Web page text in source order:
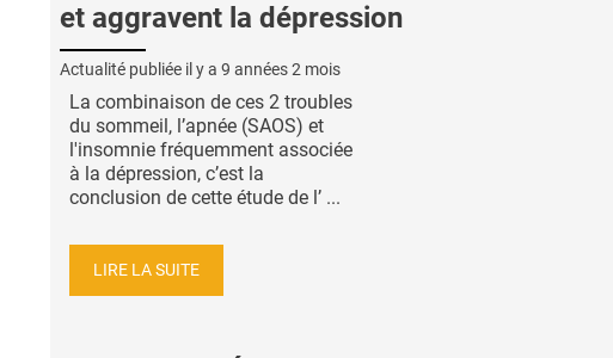
et aggravent la dépression
Actualité publiée il y a 9 années 2 mois
La combinaison de ces 2 troubles
du sommeil, l’apnée (SAOS) et
l'insomnie fréquemment associée
à la dépression, c’est la
conclusion de cette étude de l’ ...
LIRE LA SUITE